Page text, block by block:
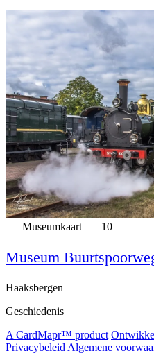
Museumkaart 10
Museum
Haaksbergen
Geschiedenis
A CardMapr™ product
Privacybeleid Algemene